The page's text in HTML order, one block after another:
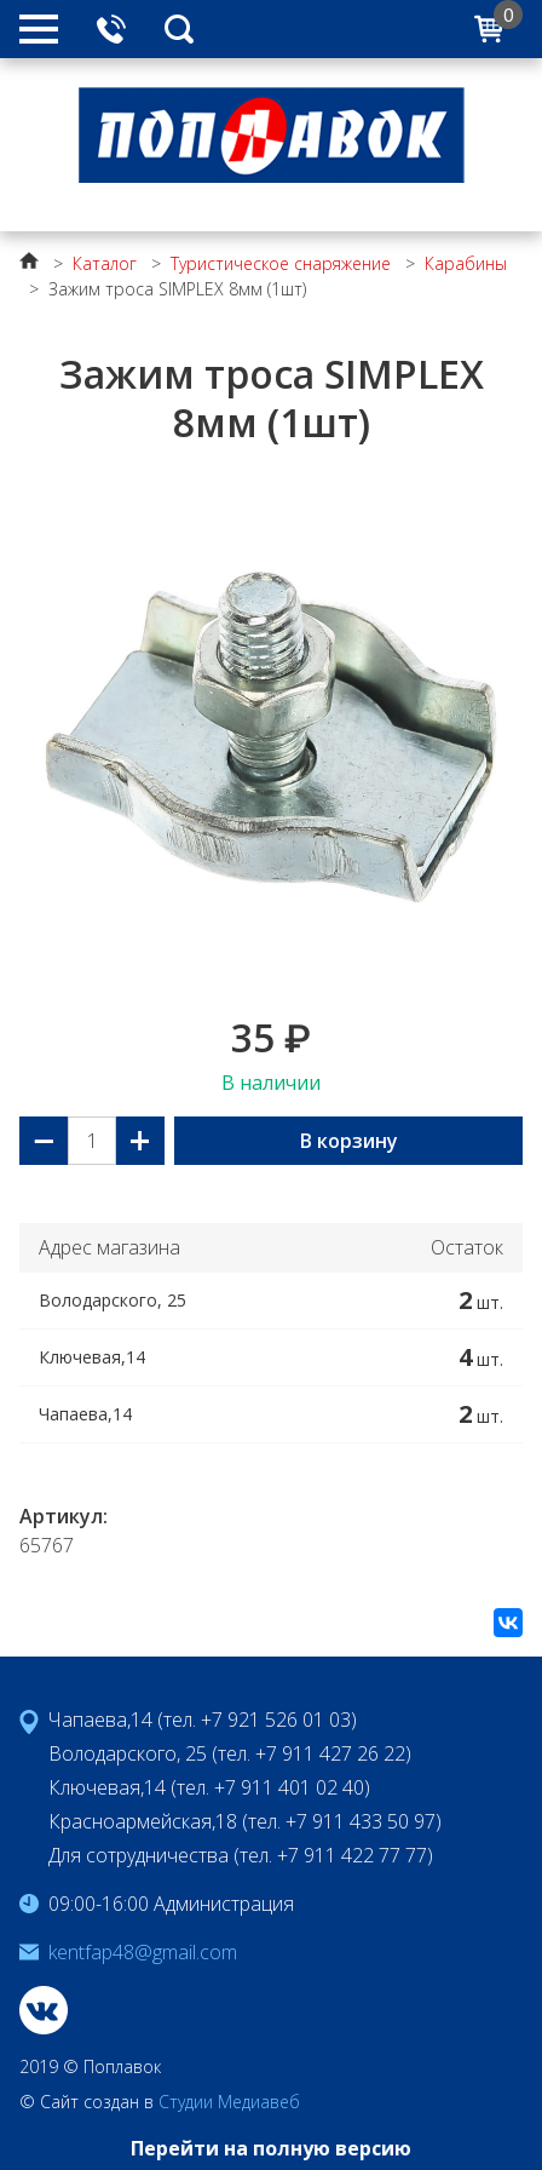
0
> Каталог >Туристическое снаряжение > Карабины
> Зажим троса SIMPLEX 8мм (1шт)
Зажим троса SIMPLEX
8мм (1шт)
35 ₽
В наличии
− + В корзину
Адрес магазина Остаток
Володарского, 25 2 шт.
Ключевая,14 4шт.
Чапаева,14 2 шт.
Артикул:
65767
Чапаева,14 (тел. +7 921 526 01 03)
Володарского, 25 (тел. +7 911 427 26 22)
Ключевая,14 (тел. +7 911 401 02 40)
Красноармейская,18 (тел. +7 911 433 50 97)
Для сотрудничества (тел. +7 911 422 77 77)
09:00-16:00 Администрация
kentfap48@gmail.com
2019 © Поплавок
© Сайт создан в Студии Медиавеб
Перейти на полную версию